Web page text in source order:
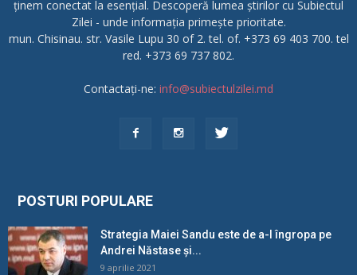
ținem conectat la esențial. Descoperă lumea știrilor cu Subiectul
Zilei - unde informația primește prioritate.
mun. Chisinau. str. Vasile Lupu 30 of 2. tel. of. +373 69 403 700. tel
red. +373 69 737 802.
Contactați-ne: info@subiectulzilei.md
POSTURI POPULARE
Strategia Maiei Sandu este de a-l îngropa pe
Andrei Năstase și...
9 aprilie 2021